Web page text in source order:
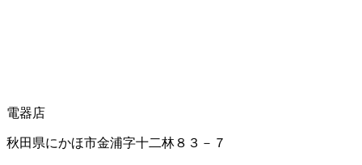
電器店
秋田県にかほ市金浦字十二林８３－７